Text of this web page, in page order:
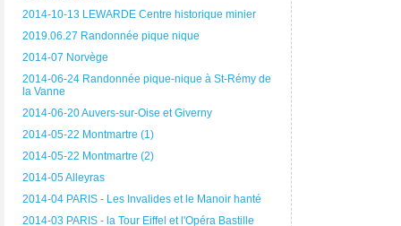
2014-10-13 LEWARDE Centre historique minier
2019.06.27 Randonnée pique nique
2014-07 Norvège
2014-06-24 Randonnée pique-nique à St-Rémy de
la Vanne
2014-06-20 Auvers-sur-Oise et Giverny
2014-05-22 Montmartre (1)
2014-05-22 Montmartre (2)
2014-05 Alleyras
2014-04 PARIS - Les Invalides et le Manoir hanté
2014-03 PARIS - la Tour Eiffel et l'Opéra Bastille